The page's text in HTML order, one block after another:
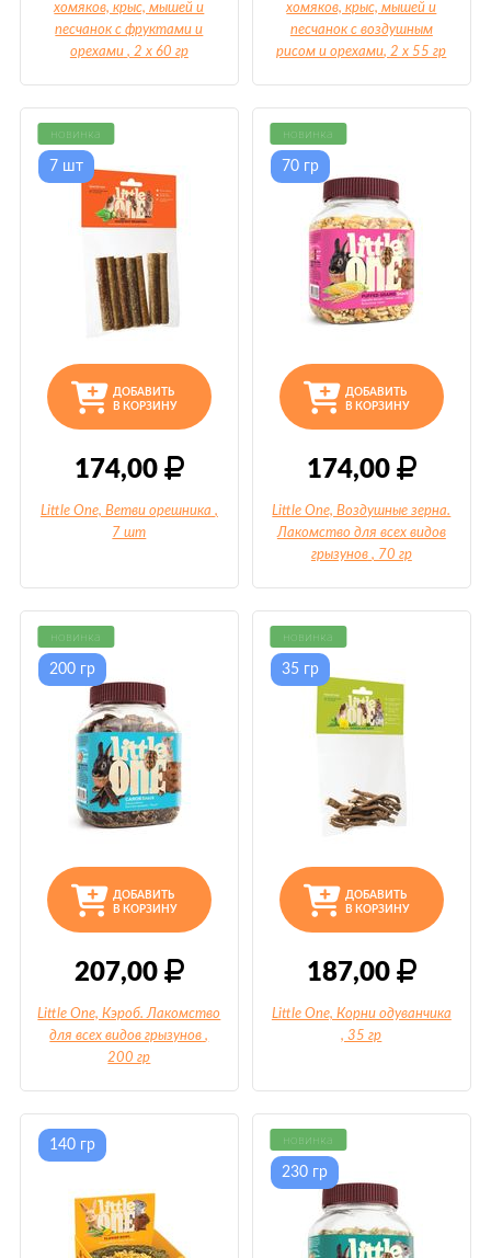
хомяков, крыс, мышей и
песчанок с фруктами и
орехами , 2 х 60 гр
хомяков, крыс, мышей и
песчанок с воздушным
рисом и орехами, 2 х 55 гр
новинка
ДОБАВИТЬ
В КОРЗИНУ
174,00
7 шт
Little One, Ветви орешника ,
7 шт
новинка
ДОБАВИТЬ
В КОРЗИНУ
174,00
70 гр
Little One, Воздушные зерна.
Лакомство для всех видов
грызунов , 70 гр
новинка
ДОБАВИТЬ
В КОРЗИНУ
207,00
200 гр
Little One, Кэроб. Лакомство
для всех видов грызунов ,
200 гр
новинка
ДОБАВИТЬ
В КОРЗИНУ
187,00
35 гр
Little One, Корни одуванчика
, 35 гр
140 гр новинка
230 гр